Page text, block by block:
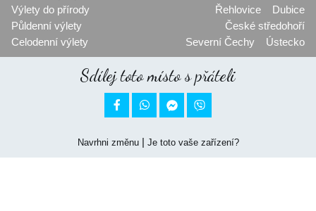
Výlety do přírody
Půldenní výlety
Celodenní výlety
Řehlovice
Dubice
České středohoří
Severní Čechy
Ústecko
Sdílej toto místo s přáteli
 
Navrhni změnu| Je toto vaše zařízení?